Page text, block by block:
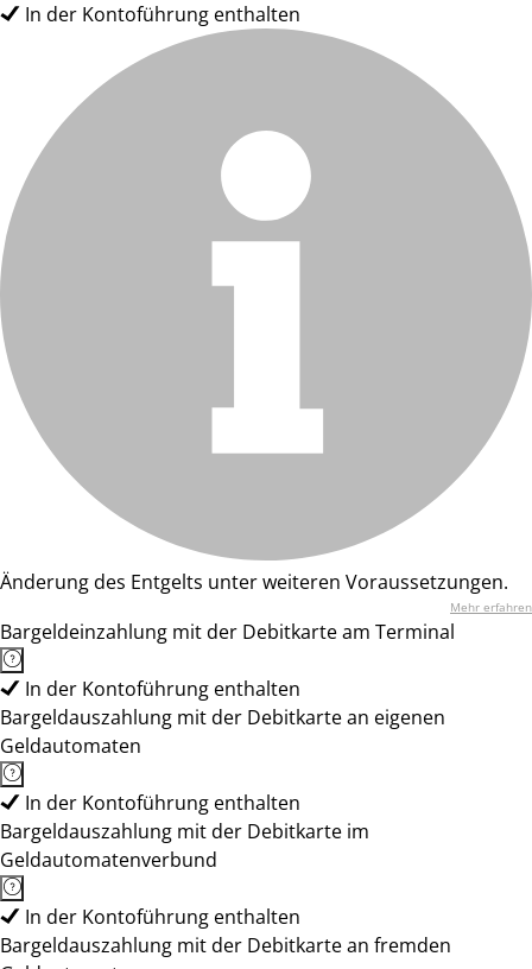
In der Kontoführung enthalten
Änderung des Entgelts unter weiteren Voraussetzungen.
Mehr erfahren
Bargeldeinzahlung mit der Debitkarte am Terminal
In der Kontoführung enthalten
Bargeldauszahlung mit der Debitkarte an eigenen
Geldautomaten
In der Kontoführung enthalten
Bargeldauszahlung mit der Debitkarte im
Geldautomatenverbund
In der Kontoführung enthalten
Bargeldauszahlung mit der Debitkarte an fremden